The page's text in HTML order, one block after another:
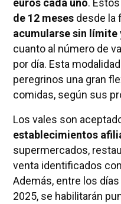
de 12 mesesdesde la
acumularse sin límite
cuanto al número de
por día. Esta
peregrinos una gran
comidas, según sus
Los vales son
establecimientos
supermercados,
venta identificados
Además, entre los
2025, se habilitarán